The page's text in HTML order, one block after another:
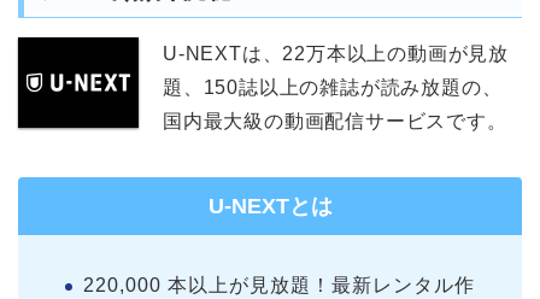
U-NEXTは、22万本以上の動画が見放
題、150誌以上の雑誌が読み放題の、
国内最大級の動画配信サービスです。
U-NEXTとは
220,000 本以上が見放題！最新レンタル作